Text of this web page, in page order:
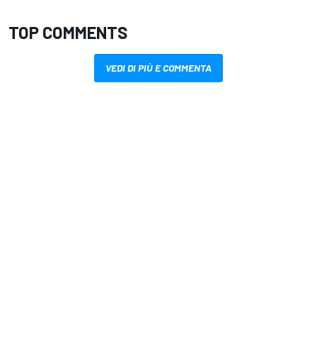
TOP COMMENTS
VEDI DI PIÙ E COMMENTA